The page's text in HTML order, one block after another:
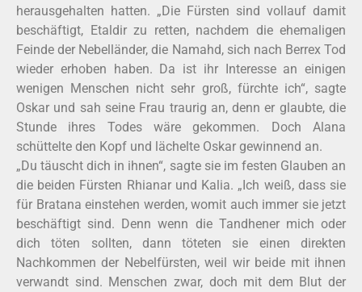
herausgehalten hatten. „Die Fürsten sind vollauf damit
beschäftigt, Etaldir zu retten, nachdem die ehemaligen
Feinde der Nebelländer, die Namahd, sich nach Berrex Tod
wieder erhoben haben. Da ist ihr Interesse an einigen
wenigen Menschen nicht sehr groß, fürchte ich“, sagte
Oskar und sah seine Frau traurig an, denn er glaubte, die
Stunde ihres Todes wäre gekommen. Doch Alana
schüttelte den Kopf und lächelte Oskar gewinnend an.
„Du täuscht dich in ihnen“, sagte sie im festen Glauben an
die beiden Fürsten Rhianar und Kalia. „Ich weiß, dass sie
für Bratana einstehen werden, womit auch immer sie jetzt
beschäftigt sind. Denn wenn die Tandhener mich oder
dich töten sollten, dann töteten sie einen direkten
Nachkommen der Nebelfürsten, weil wir beide mit ihnen
verwandt sind. Menschen zwar, doch mit dem Blut der